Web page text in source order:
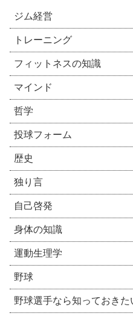
ジム経営
トレーニング
フィットネスの知識
マインド
哲学
投球フォーム
歴史
独り言
自己啓発
身体の知識
運動生理学
野球
野球選手なら知っておきた